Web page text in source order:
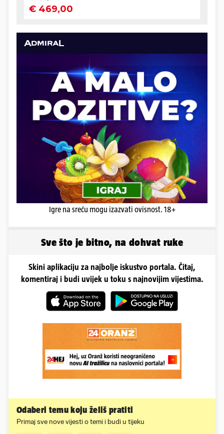
Igre na sreću mogu izazvati ovisnost. 18+
Sve što je bitno, na dohvat ruke
Skini aplikaciju za najbolje iskustvo portala. Čitaj,
komentiraj i budi uvijek u toku s najnovijim vijestima.
Odaberi temu koju želiš pratiti
Primaj sve nove vijesti o temi i budi u tijeku